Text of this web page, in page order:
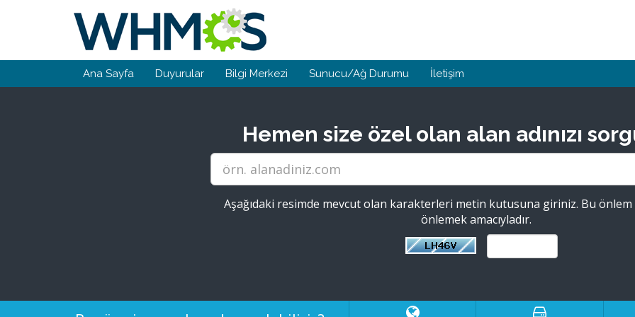
Ana Sayfa Duyurular Bilgi Merkezi Sunucu/Ağ Durumu İletişim
Hemen size özel olan alan adınızı
Aşağıdaki resimde mevcut olan karakterleri metin kutusuna giriniz. Bu önlem
önlemek amacıyladır.